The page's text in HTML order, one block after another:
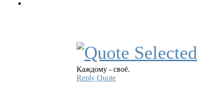
Каждому - своё.
Reply Quote